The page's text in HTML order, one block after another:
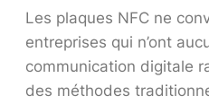
Les plaques NFC ne
entreprises qui n’ont
communication digitale
des méthodes